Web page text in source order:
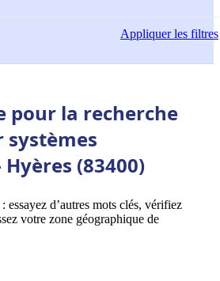
Appliquerles filtres
pour la recherche
systèmes
(83400)
essayez d’autres mots clés, vérifiez
votre zone géographique de